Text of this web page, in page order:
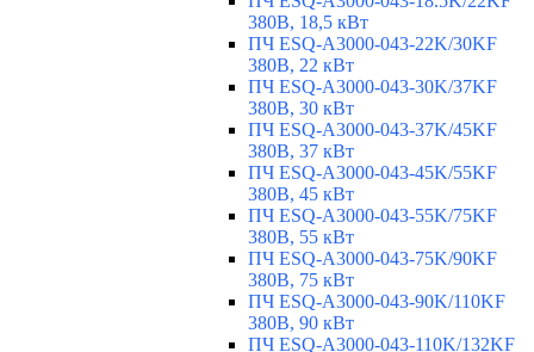
380В, 18,5 кВт
ПЧ ESQ-A3000-043-22K/30KF
380В, 22 кВт
ПЧ ESQ-A3000-043-30K/37KF
380В, 30 кВт
ПЧ ESQ-A3000-043-37K/45KF
380В, 37 кВт
ПЧ ESQ-A3000-043-45K/55KF
380В, 45 кВт
ПЧ ESQ-A3000-043-55K/75KF
380В, 55 кВт
ПЧ ESQ-A3000-043-75K/90KF
380В, 75 кВт
ПЧ ESQ-A3000-043-90K/110KF
380В, 90 кВт
ПЧ ESQ-A3000-043-110K/132KF